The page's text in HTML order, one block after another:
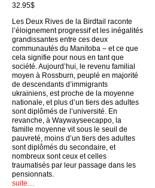
32.95$
Les Deux Rives de la Birdtail raconte
l’éloignement progressif et les inégalités
grandissantes entre ces deux
communautés du Manitoba – et ce que
cela signifie pour nous en tant que
société. Aujourd’hui, le revenu familial
moyen à Rossburn, peuplé en majorité
de descendants d’immigrants
ukrainiens, est proche de la moyenne
nationale, et plus d’un tiers des adultes
sont diplômés de l’université. En
revanche, à Waywayseecappo, la
famille moyenne vit sous le seuil de
pauvreté, moins d’un tiers des adultes
sont diplômés du secondaire, et
nombreux sont ceux et celles
traumatisés par leur passage dans les
pensionnats.
suite…